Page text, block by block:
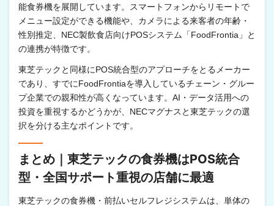
能食券機を展開しています。スマートフォンからリモートで
メニュー設定ができる機能や、カメラによる来客者の年齢・
性別推定、NEC製飲食店向けPOSシステム「FoodFrontia」と
の連携が特徴です。
東芝テックと同様にPOS統合型のアプローチをとるメーカー
であり、すでにFoodFrontiaを導入しているチェーン・グルー
プ企業での親和性が高くなっています。AI・データ活用への
投資を重視するかどうかが、NECマグナスと東芝テックの選
択を分ける主なポイントです。
まとめ｜東芝テックの食券機はPOS統合
型・全国サポート重視の店舗に最適
東芝テックの食券機・前払いセルフレジシステムは、単体の